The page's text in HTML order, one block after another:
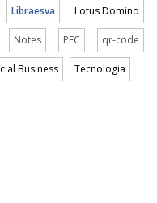
Libraesva Lotus Domino
Notes PEC qr-code
Business Tecnologia